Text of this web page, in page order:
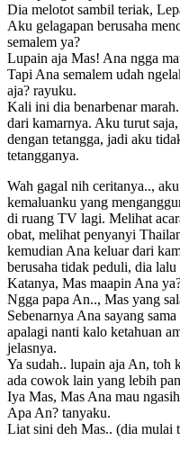
Dia melotot sambil teriak,
Aku gelagapan berusaha
semalem ya?
Lupain aja Mas! Ana ngga
Tapi Ana semalem udah
aja? rayuku.
Kali ini dia benarbenar
dari kamarnya. Aku turut
dengan tetangga, jadi aku
tetangganya.
Wah gagal nih ceritanya..,
kemaluanku yang
di ruang TV lagi. Melihat
obat, melihat penyanyi
kemudian Ana keluar dari
berusaha tidak peduli, dia
Katanya, Mas maapin Ana
Ngga papa An.., Mas yang
Sebenarnya Ana sayang
apalagi nanti kalo ketahuan
jelasnya.
Ya sudah.. lupain aja An, toh
ada cowok lain yang lebih
Iya Mas, Mas Ana mau
Apa An? tanyaku.
Liat sini deh Mas.. (dia mulai